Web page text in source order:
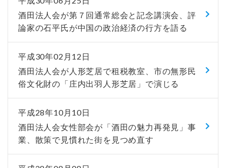
酒田法人会が第７回通常総会と記念講演会、評
論家の石平氏が中国の政治経済の行方を語る
平成30年02月12日
酒田法人会が人形芝居で租税教室、市の無形民
俗文化財の「庄内出羽人形芝居」で演じる
平成28年10月10日
酒田法人会女性部会が「酒田の魅力再発見」事
業、散策で見慣れた街を見つめ直す